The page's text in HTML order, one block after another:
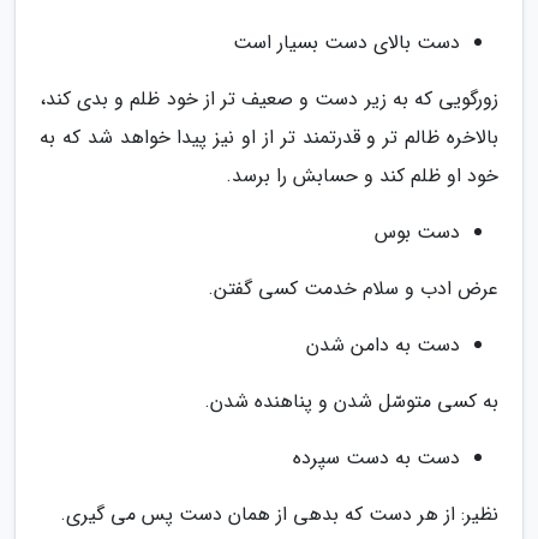
دست بالای دست بسیار است
زورگویی که به زیر دست و صعیف تر از خود ظلم و بدی کند،
بالاخره ظالم تر و قدرتمند تر از او نیز پیدا خواهد شد که به
خود او ظلم کند و حسابش را برسد.
دست بوس
عرض ادب و سلام خدمت کسی گفتن.
دست به دامن شدن
به کسی متوسّل شدن و پناهنده شدن.
دست به دست سپرده
نظیر: از هر دست که بدهی از همان دست پس می گیری.